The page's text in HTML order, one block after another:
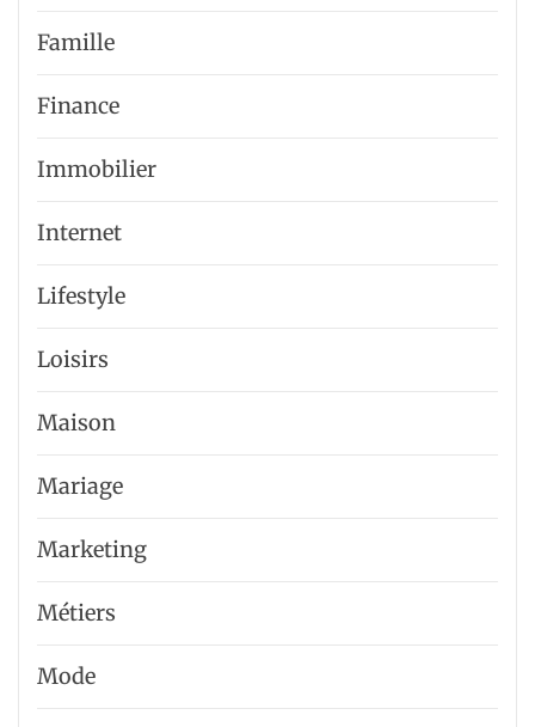
Famille
Finance
Immobilier
Internet
Lifestyle
Loisirs
Maison
Mariage
Marketing
Métiers
Mode